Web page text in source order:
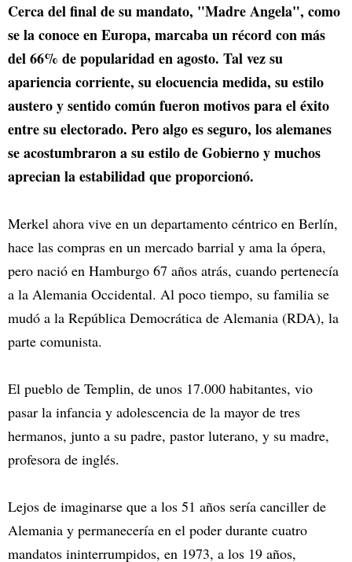
Cerca del final de su mandato, "Madre Angela", como
se la conoce en Europa, marcaba un récord con más
del 66% de popularidad en agosto. Tal vez su
apariencia corriente, su elocuencia medida, su estilo
austero y sentido común fueron motivos para el éxito
entre su electorado. Pero algo es seguro, los alemanes
se acostumbraron a su estilo de Gobierno y muchos
aprecian la estabilidad que proporcionó.
Merkel ahora vive en un departamento céntrico en Berlín,
hace las compras en un mercado barrial y ama la ópera,
pero nació en Hamburgo 67 años atrás, cuando pertenecía
a la Alemania Occidental. Al poco tiempo, su familia se
mudó a la República Democrática de Alemania (RDA), la
parte comunista.
El pueblo de Templin, de unos 17.000 habitantes, vio
pasar la infancia y adolescencia de la mayor de tres
hermanos, junto a su padre, pastor luterano, y su madre,
profesora de inglés.
Lejos de imaginarse que a los 51 años sería canciller de
Alemania y permanecería en el poder durante cuatro
mandatos ininterrumpidos, en 1973, a los 19 años,